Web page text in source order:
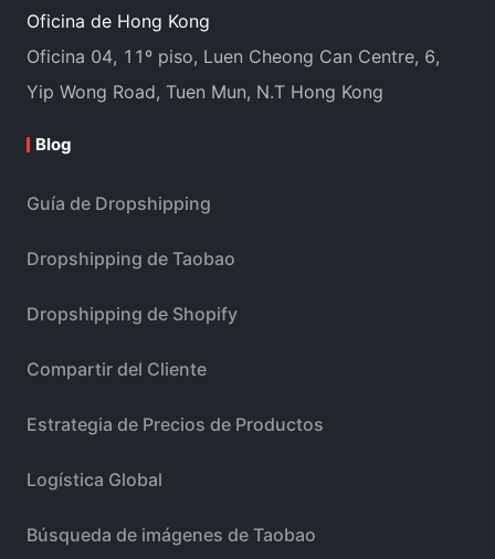
Oficina de Hong Kong
Oficina 04, 11º piso, Luen Cheong Can Centre, 6,
Yip Wong Road, Tuen Mun, N.T Hong Kong
Blog
Guía de Dropshipping
Dropshipping de Taobao
Dropshipping de Shopify
Compartir del Cliente
Estrategia de Precios de Productos
Logística Global
Búsqueda de imágenes de Taobao